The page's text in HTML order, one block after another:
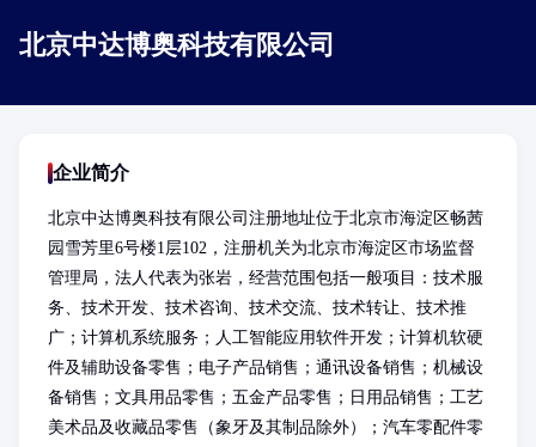
北京中达博奥科技有限公司
企业简介
北京中达博奥科技有限公司注册地址位于北京市海淀区畅茜
园雪芳里6号楼1层102，注册机关为北京市海淀区市场监督
管理局，法人代表为张岩，经营范围包括一般项目：技术服
务、技术开发、技术咨询、技术交流、技术转让、技术推
广；计算机系统服务；人工智能应用软件开发；计算机软硬
件及辅助设备零售；电子产品销售；通讯设备销售；机械设
备销售；文具用品零售；五金产品零售；日用品销售；工艺
美术品及收藏品零售（象牙及其制品除外）；汽车零配件零